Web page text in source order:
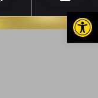
פתח סרגל נגישות